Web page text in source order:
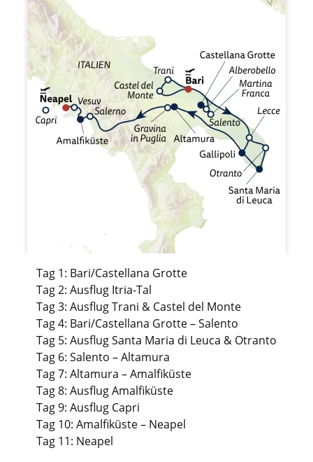
Tag 1: Bari/Castellana Grotte
Tag 2: Ausflug Itria-Tal
Tag 3: Ausflug Trani & Castel del Monte
Tag 4: Bari/Castellana Grotte – Salento
Tag 5: Ausflug Santa Maria di Leuca & Otranto
Tag 6: Salento – Altamura
Tag 7: Altamura – Amalfiküste
Tag 8: Ausflug Amalfiküste
Tag 9: Ausflug Capri
Tag 10: Amalfiküste – Neapel
Tag 11: Neapel